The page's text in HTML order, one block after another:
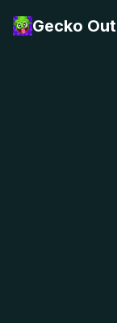
Gecko Out